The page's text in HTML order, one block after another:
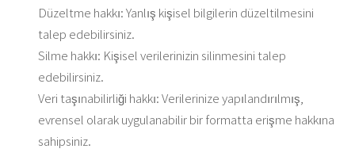
Düzeltme hakkı: Yanlış kişisel bilgilerin düzeltilmesini
talep edebilirsiniz.
Silme hakkı: Kişisel verilerinizin silinmesini talep
edebilirsiniz.
Veri taşınabilirliği hakkı: Verilerinize yapılandırılmış,
evrensel olarak uygulanabilir bir formatta erişme hakkına
sahipsiniz.